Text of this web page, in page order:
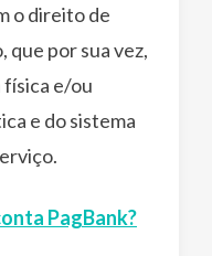
o direito de
que por sua vez,
e/ou
e do sistema
PagBank?